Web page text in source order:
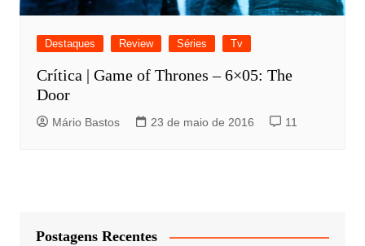
Destaques Review Séries Tv
Crítica | Game of Thrones – 6×05: The
Door
Mário Bastos 23 de maio de 2016 11
Postagens Recentes